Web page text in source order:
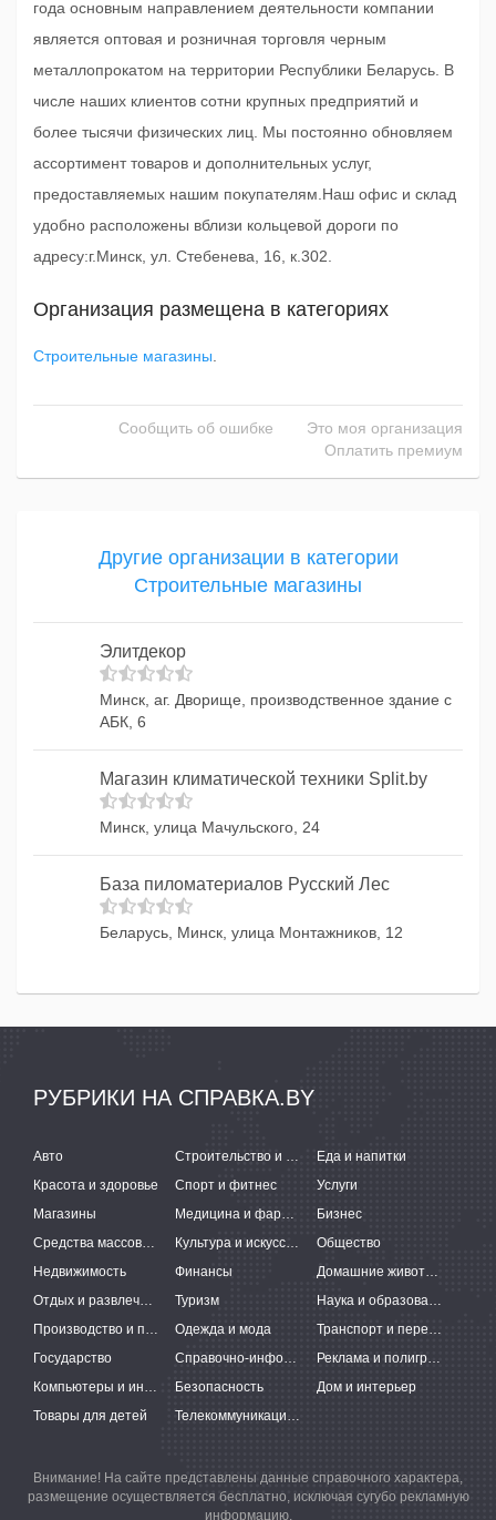
года основным направлением деятельности компании
является оптовая и розничная торговля черным
металлопрокатом на территории Республики Беларусь. В
числе наших клиентов сотни крупных предприятий и
более тысячи физических лиц. Мы постоянно обновляем
ассортимент товаров и дополнительных услуг,
предоставляемых нашим покупателям.Наш офис и склад
удобно расположены вблизи кольцевой дороги по
адресу:г.Минск, ул. Стебенева, 16, к.302.
Организация размещена в категориях
Строительные магазины
Сообщить об ошибке
Это моя организация
Оплатить премиум
Другие организации в категории
Строительные магазины
Элитдекор
Минск, аг. Дворище, производственное здание с
АБК, 6
Магазин климатической техники Split.by
Минск, улица Мачульского, 24
База пиломатериалов Русский Лес
Беларусь, Минск, улица Монтажников, 12
РУБРИКИ НА СПРАВКА.BY
Авто Строительство и ремонт
Еда и напитки
Красота и здоровье
Спорт и фитнес
Услуги
Магазины
Медицина и фармацевтика
Бизнес
Средства массовой информации
Культура и искусство
Общество
Недвижимость
Финансы
Домашние животные
Отдых и развлечения
Туризм
Наука и образование
Производство и поставки
Одежда и мода
Транспорт и перевозки
Государство
Справочно-информационные системы
Реклама и полиграфия
Компьютеры и интернет
Безопасность
Дом и интерьер
Товары для детей
Телекоммуникации и связь
Внимание! На сайте представлены данные справочного характера,
размещение осуществляется бесплатно, исключая сугубо рекламную
информацию.